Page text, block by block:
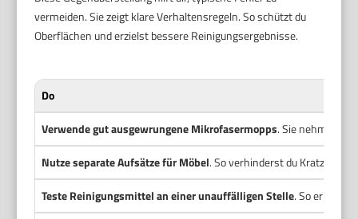
vermeiden. Sie zeigt klare Verhaltensregeln. So schützt du
Oberflächen und erzielst bessere Reinigungsergebnisse.
Do
Verwende gut ausgewrungene Mikrofasermopps. Sie nehmen
Nutze separate Aufsätze für Möbel. So verhinderst du Kratzer
Teste Reinigungsmittel an einer unauffälligen Stelle. So